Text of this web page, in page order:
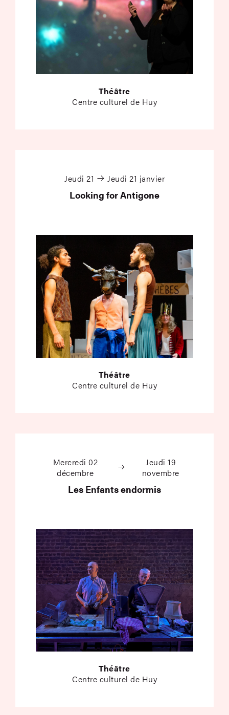
Théâtre
Centre culturel de Huy
Jeudi 21 Jeudi 21 janvier
Looking for Antigone
Théâtre
Centre culturel de Huy
Mercredi 02
décembre
Jeudi 19
novembre
Les Enfants endormis
Théâtre
Centre culturel de Huy